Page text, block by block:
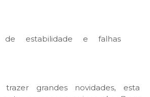
de estabilidade e falhas
grandes novidades, esta